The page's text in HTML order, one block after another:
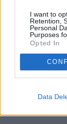
I want to
Retention,
Personal
Purposes
Opted In
Data